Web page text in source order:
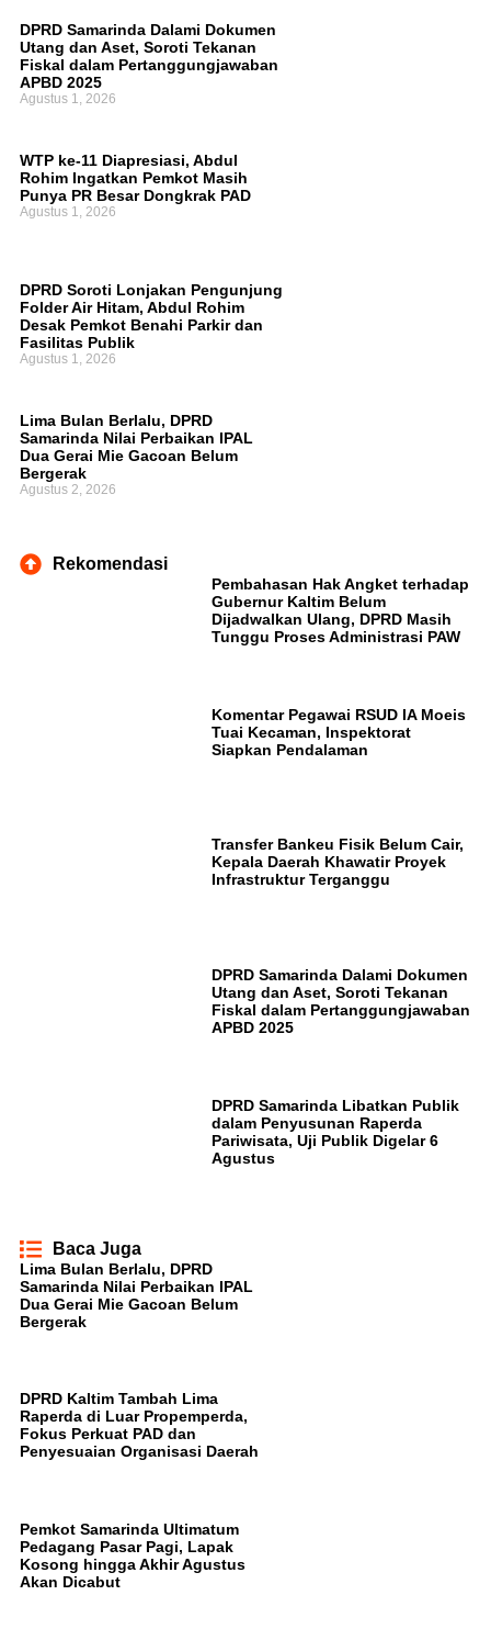
DPRD Samarinda Dalami Dokumen
Utang dan Aset, Soroti Tekanan
Fiskal dalam Pertanggungjawaban
APBD 2025
Agustus 1, 2026
WTP ke-11 Diapresiasi, Abdul
Rohim Ingatkan Pemkot Masih
Punya PR Besar Dongkrak PAD
Agustus 1, 2026
DPRD Soroti Lonjakan Pengunjung
Folder Air Hitam, Abdul Rohim
Desak Pemkot Benahi Parkir dan
Fasilitas Publik
Agustus 1, 2026
Lima Bulan Berlalu, DPRD
Samarinda Nilai Perbaikan IPAL
Dua Gerai Mie Gacoan Belum
Bergerak
Agustus 2, 2026
Rekomendasi
Pembahasan Hak Angket terhadap
Gubernur Kaltim Belum
Dijadwalkan Ulang, DPRD Masih
Tunggu Proses Administrasi PAW
Komentar Pegawai RSUD IA Moeis
Tuai Kecaman, Inspektorat
Siapkan Pendalaman
Transfer Bankeu Fisik Belum Cair,
Kepala Daerah Khawatir Proyek
Infrastruktur Terganggu
DPRD Samarinda Dalami Dokumen
Utang dan Aset, Soroti Tekanan
Fiskal dalam Pertanggungjawaban
APBD 2025
DPRD Samarinda Libatkan Publik
dalam Penyusunan Raperda
Pariwisata, Uji Publik Digelar 6
Agustus
Baca Juga
Lima Bulan Berlalu, DPRD
Samarinda Nilai Perbaikan IPAL
Dua Gerai Mie Gacoan Belum
Bergerak
DPRD Kaltim Tambah Lima
Raperda di Luar Propemperda,
Fokus Perkuat PAD dan
Penyesuaian Organisasi Daerah
Pemkot Samarinda Ultimatum
Pedagang Pasar Pagi, Lapak
Kosong hingga Akhir Agustus
Akan Dicabut